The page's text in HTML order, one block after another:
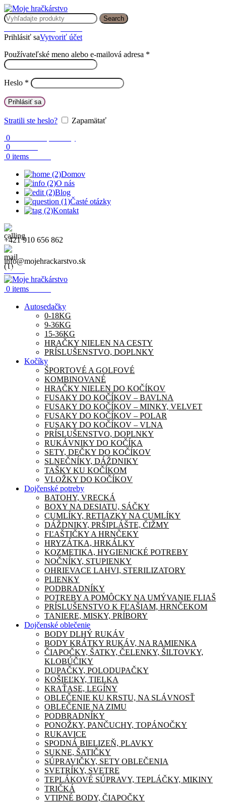
Search
Prihlásiť saVytvoriť účet
Používateľské meno alebo e-mailová adresa *
Heslo *
Prihlásiť sa
Stratili ste heslo?
Zapamätať
0
0
0 items
Domov
O nás
Blog
Časté otázky
Kontakt
+421 910 656 862
info@mojehrackarstvo.sk
Menu
0 items
Autosedačky
0-18KG
9-36KG
15-36KG
HRAČKY NIELEN NA CESTY
PRÍSLUŠENSTVO, DOPLNKY
Kočíky
ŠPORTOVÉ A GOLFOVÉ
KOMBINOVANÉ
HRAČKY NIELEN DO KOČÍKOV
FUSAKY DO KOČÍKOV – BAVLNA
FUSAKY DO KOČÍKOV – MINKY, VELVET
FUSAKY DO KOČÍKOV – POLAR
FUSAKY DO KOČÍKOV – VLNA
PRÍSLUŠENSTVO, DOPLNKY
RUKÁVNIKY DO KOČÍKA
SETY, DEČKY DO KOČÍKOV
SLNEČNÍKY, DÁŽDNIKY
TAŠKY KU KOČÍKOM
VLOŽKY DO KOČÍKOV
Dojčenské potreby
BATOHY, VRECKÁ
BOXY NA DESIATU, SÁČKY
CUMLÍKY, RETIAZKY NA CUMLÍKY
DÁŽDNIKY, PRŠIPLÁŠTE, ČIŽMY
FĽAŠTIČKY A HRNČEKY
HRYZÁTKA, HRKÁLKY
KOZMETIKA, HYGIENICKÉ POTREBY
NOČNÍKY, STUPIENKY
OHRIEVACE LAHVI, STERILIZATORY
PLIENKY
PODBRADNÍKY
POTREBY A POMÔCKY NA UMÝVANIE FLIAŠ
PRÍSLUŠENSTVO K FĽAŠIAM, HRNČEKOM
TANIERE, MISKY, PRÍBORY
Dojčenské oblečenie
BODY DLHÝ RUKÁV
BODY KRÁTKY RUKÁV, NA RAMIENKA
ČIAPOČKY, ŠATKY, ČELENKY, ŠILTOVKY,
KLOBÚČIKY
DUPAČKY, POLODUPAČKY
KOŠIEĽKY, TIELKA
KRAŤASE, LEGÍNY
OBLEČENIE KU KRSTU, NA SLÁVNOSŤ
OBLEČENIE NA ZIMU
PODBRADNÍKY
PONOŽKY, PANČUCHY, TOPÁNOČKY
RUKAVICE
SPODNÁ BIELIZEŇ, PLAVKY
SUKNE, ŠATIČKY
SÚPRAVIČKY, SETY OBLEČENIA
SVETRÍKY, SVETRE
TEPLÁKOVÉ SÚPRAVY, TEPLÁČKY, MIKINY
TRIČKÁ
VTIPNÉ BODY, ČIAPOČKY